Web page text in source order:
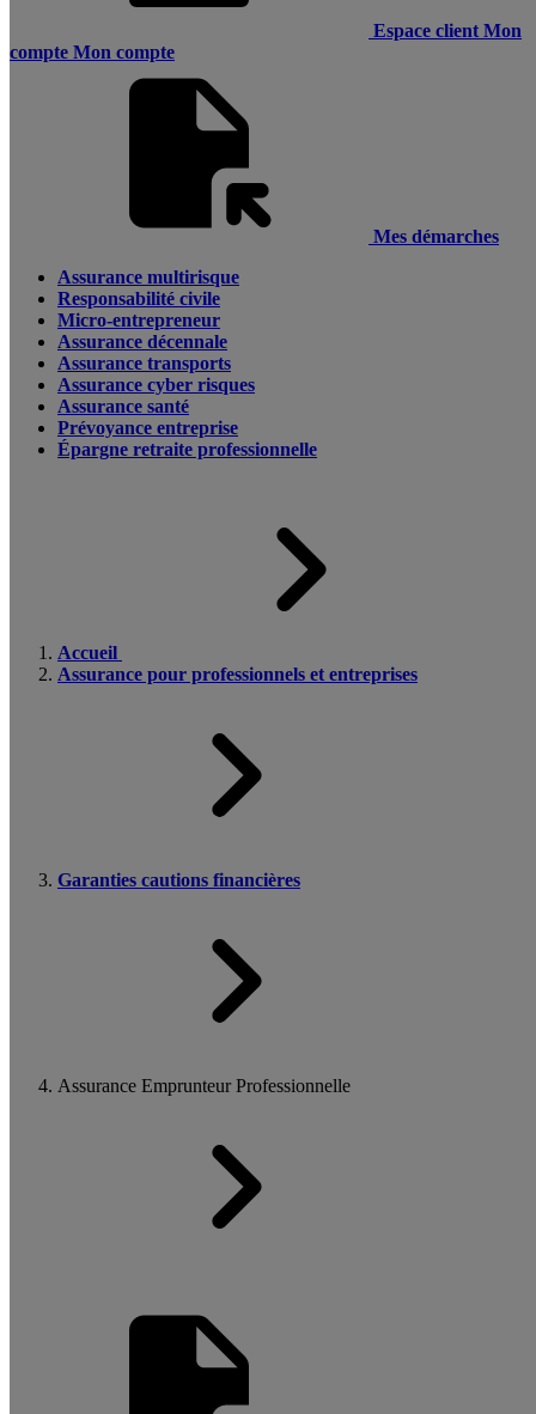
Espace client Mon
compte Mon compte
Mes démarches
Assurance multirisque
Responsabilité civile
Micro-entrepreneur
Assurance décennale
Assurance transports
Assurance cyber risques
Assurance santé
Prévoyance entreprise
Épargne retraite professionnelle
Accueil
Assurance pour professionnels et entreprises
Garanties cautions financières
Assurance Emprunteur Professionnelle